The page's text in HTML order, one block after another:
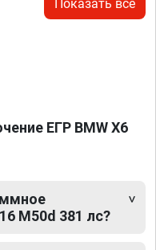
Показать все
ЕГР BMW X6
M50d 381 лс?